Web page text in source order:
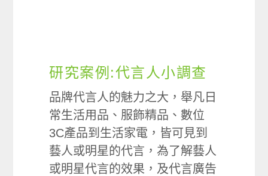
研究案例:代言人小調查
品牌代言人的魅力之大，舉凡日
常生活用品、服飾精品、數位
3C產品到生活家電，皆可見到
藝人或明星的代言，為了解藝人
或明星代言的效果，及代言廣告